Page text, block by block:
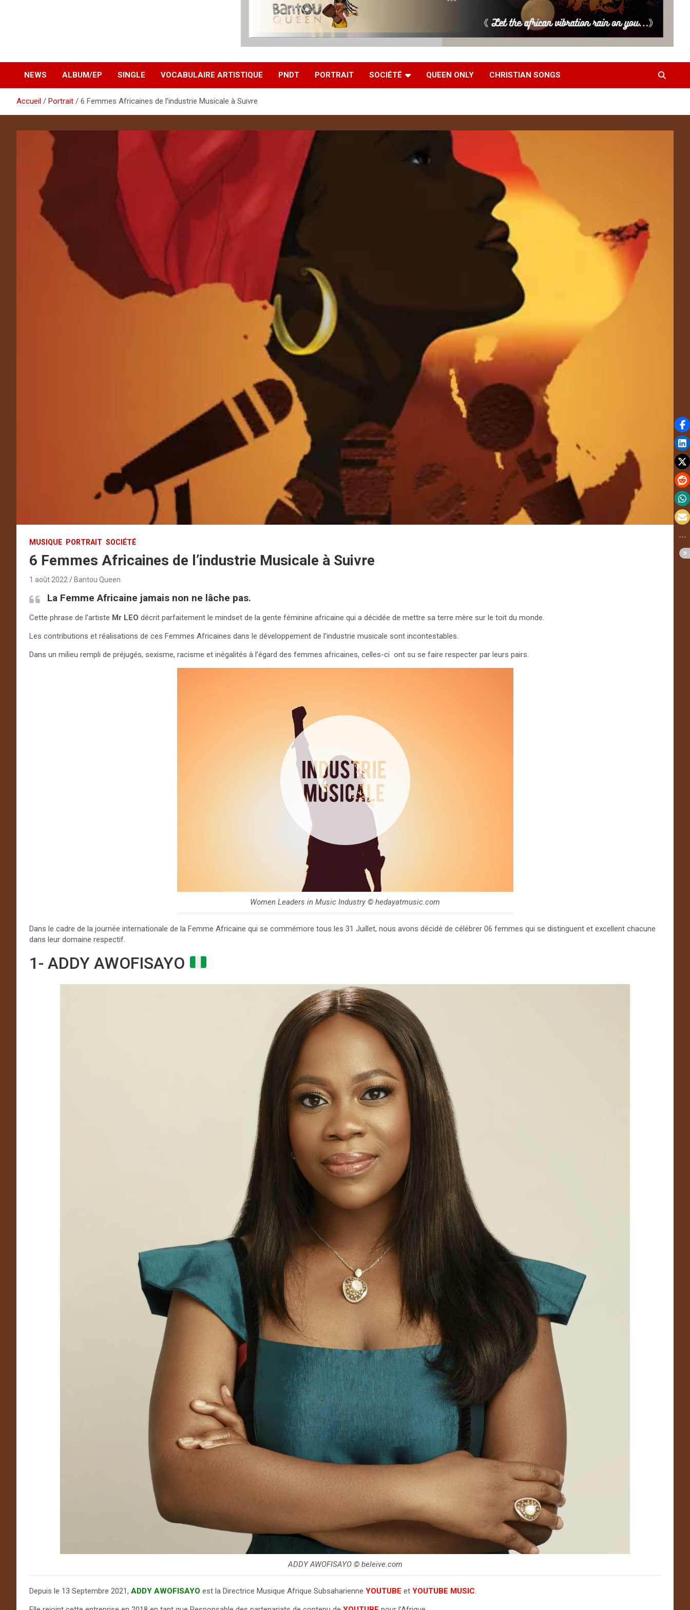
NEWS ALBUM/EP SINGLE VOCABULAIRE ARTISTIQUE PNDT PORTRAIT SOCIÉTÉ QUEEN ONLY CHRISTIAN SONGS
Accueil Portrait 6 Femmes Africaines de l’industrie Musicale à Suivre
MUSIQUE PORTRAIT SOCIÉTÉ
6 Femmes Africaines de l’industrie Musicale à Suivre
1 août 2022 Bantou Queen
La Femme Africaine jamais non ne lâche pas.
Cette phrase de l’artiste Mr LEO décrit parfaitement le mindset de la gente féminine africaine qui a décidée de mettre sa terre mère sur le toit du monde.
Les contributions et réalisations de ces Femmes Africaines dans le développement de l’industrie musicale sont incontestables.
Dans un milieu rempli de préjugés, sexisme, racisme et inégalités à l’égard des femmes africaines, celles-ci ont su se faire respecter par leurs pairs.
Women Leaders in Music Industry © hedayatmusic.com
Dans le cadre de la journée internationale de la Femme Africaine qui se commémore tous les 31 Juillet, nous avons décidé de célébrer 06 femmes qui se distinguent et excellent chacune
dans leur domaine respectif.
1- ADDY AWOFISAYO
ADDY AWOFISAYO © beleive.com
Depuis le 13 Septembre 2021, ADDY AWOFISAYO est la Directrice Musique Afrique Subsaharienne YOUTUBE et YOUTUBE MUSIC.